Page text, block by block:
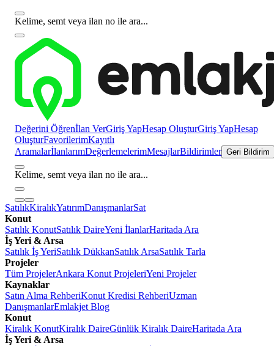
Kelime, semt veya ilan no ile ara...
Değerini Öğrenİlan VerGiriş YapHesap OluşturGiriş YapHesap
OluşturFavorilerimKayıtlı
AramalarİlanlarımDeğerlemelerimMesajlarBildirimler Geri Bildirim
Kelime, semt veya ilan no ile ara...
SatılıkKiralıkYatırımDanışmanlarSat
Konut
Satılık KonutSatılık DaireYeni İlanlarHaritada Ara
İş Yeri & Arsa
Satılık İş YeriSatılık DükkanSatılık ArsaSatılık Tarla
Projeler
Tüm ProjelerAnkara Konut ProjeleriYeni Projeler
Kaynaklar
Satın Alma RehberiKonut Kredisi RehberiUzman
DanışmanlarEmlakjet Blog
Konut
Kiralık KonutKiralık DaireGünlük Kiralık DaireHaritada Ara
İş Yeri & Arsa